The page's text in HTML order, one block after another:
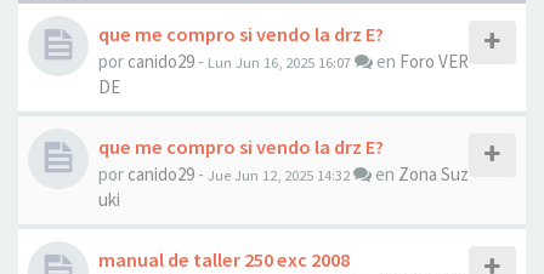
que me compro si vendo la drz E?
por canido29 - Lun Jun 16, 2025 16:07 en Foro VER
DE
que me compro si vendo la drz E?
por canido29 - Jue Jun 12, 2025 14:32 en Zona Suz
uki
manual de taller 250 exc 2008